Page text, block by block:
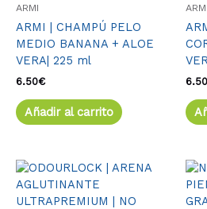
ARMI
ARMI | CHAMPÚ PELO
MEDIO BANANA + ALOE
VERA| 225 ml
6.50€
Añadir al carrito
ARMI
6.50
Rango
de
desde
producto